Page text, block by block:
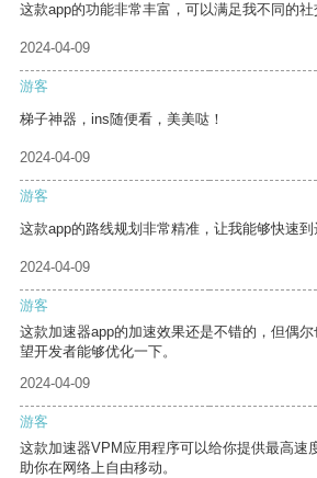
这款app的功能非常丰富，可以满足我不同的社
2024-04-09
游客
梯子神器，ins随便看，美美哒！
2024-04-09
游客
这款app的路线规划非常精准，让我能够快速到
2024-04-09
游客
这款加速器app的加速效果还是不错的，但偶
望开发者能够优化一下。
2024-04-09
游客
这款加速器VPM应用程序可以给你提供最高速
助你在网络上自由移动。